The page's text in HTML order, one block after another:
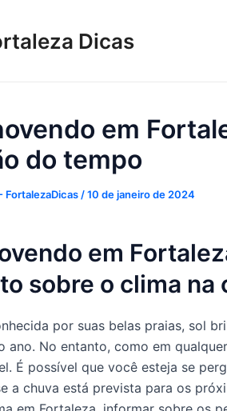
Dicas
em
do tempo
FortalezaDicas /10 de janeiro de 2024
em
sobre o clima na
por suas belas praias, sol
ano. No entanto, como em
É possível que você esteja se
a chuva está prevista para os